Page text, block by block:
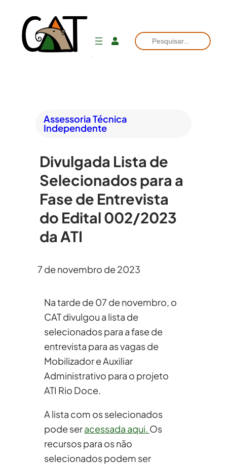
Pesquisar
Assessoria Técnica
Independente
Divulgada Lista de
Selecionados para a
Fase de Entrevista
do Edital 002/2023
da ATI
7 de novembro de 2023
Na tarde de 07 de novembro, o
CAT divulgou a lista de
selecionados para a fase de
entrevista para as vagas de
Mobilizador e Auxiliar
Administrativo para o projeto
ATI Rio Doce.
A lista com os selecionados
pode seracessada aqui. Os
recursos para os não
selecionados podem ser